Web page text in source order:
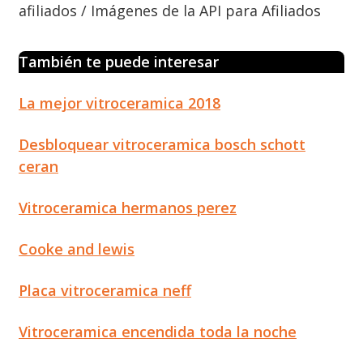
afiliados / Imágenes de la API para Afiliados
También te puede interesar
La mejor vitroceramica 2018
Desbloquear vitroceramica bosch schott
ceran
Vitroceramica hermanos perez
Cooke and lewis
Placa vitroceramica neff
Vitroceramica encendida toda la noche